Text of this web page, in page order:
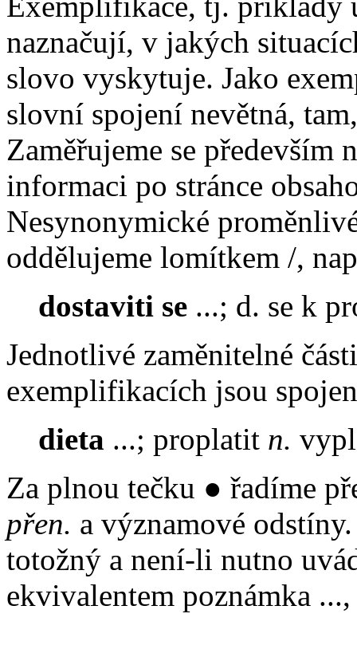
naznačují, v jakých
slovo vyskytuje. Jako
slovní spojení nevětná,
Zaměřujeme se především
informaci po stránce
Nesynonymické
oddělujeme lomítkem /,
dostaviti se ...; d. se k
Jednotlivé zaměnitelné
exemplifikacích jsou
dieta ...; proplatit n.
Za plnou tečku ● řadíme
přen. a významové
totožný a není-li nutno
ekvivalentem poznámka